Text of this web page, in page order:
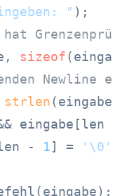
" );
sizeof
Newline
strlen(eingabe);
eingabe[len -
-
1] = '\0'